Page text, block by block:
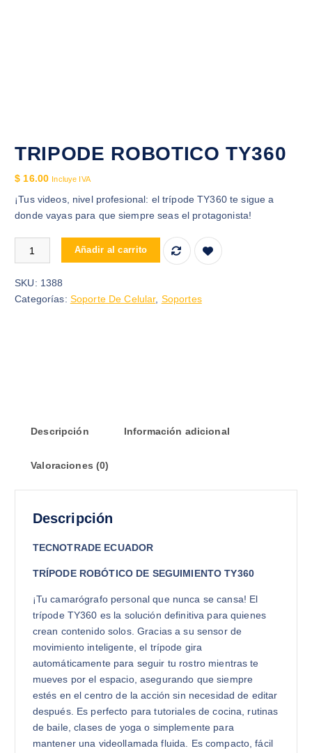
TRIPODE ROBOTICO TY360
$ 16.00 Incluye IVA
¡Tus videos, nivel profesional: el trípode TY360 te sigue a
donde vayas para que siempre seas el protagonista!
TRIPODE ROBOTICO TY360 cantidad
Añadir al carrito
SKU: 1388
Categorías: Soporte De Celular, Soportes
Descripción Información adicional
Valoraciones (0)
Descripción
TECNOTRADE ECUADOR
TRÍPODE ROBÓTICO DE SEGUIMIENTO TY360
¡Tu camarógrafo personal que nunca se cansa! El
trípode TY360 es la solución definitiva para quienes
crean contenido solos. Gracias a su sensor de
movimiento inteligente, el trípode gira
automáticamente para seguir tu rostro mientras te
mueves por el espacio, asegurando que siempre
estés en el centro de la acción sin necesidad de editar
después. Es perfecto para tutoriales de cocina, rutinas
de baile, clases de yoga o simplemente para
mantener una videollamada fluida. Es compacto, fácil